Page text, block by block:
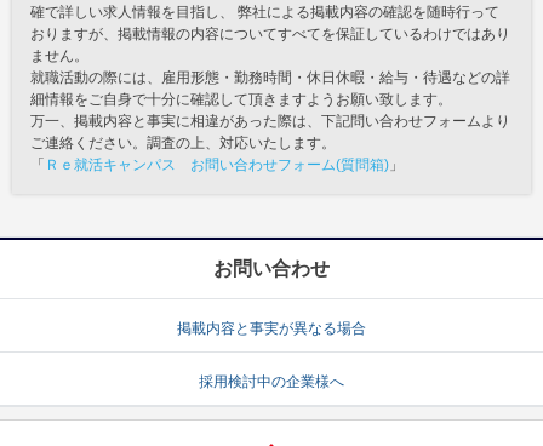
確で詳しい求人情報を目指し、 弊社による掲載内容の確認を随時行って
おりますが、掲載情報の内容についてすべてを保証しているわけではあり
ません。
就職活動の際には、雇用形態・勤務時間・休日休暇・給与・待遇などの詳
細情報をご自身で十分に確認して頂きますようお願い致します。
万一、掲載内容と事実に相違があった際は、下記問い合わせフォームより
ご連絡ください。調査の上、対応いたします。
「 Ｒｅ就活キャンパス お問い合わせフォーム(質問箱) 」
お問い合わせ
掲載内容と事実が異なる場合
採用検討中の企業様へ